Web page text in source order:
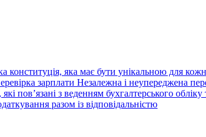
конституція, яка має бути унікальною для
зарплати Незалежна і неупереджена
пов’язані з веденням бухгалтерського
разом із відповідальністю